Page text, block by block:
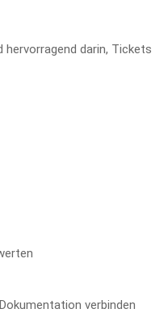
darin, Tickets
verbinden